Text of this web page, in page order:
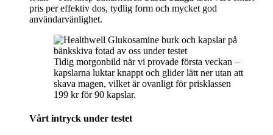
pris per effektiv dos, tydlig form och mycket god
användarvänlighet.
Tidig morgonbild när vi provade första veckan –
kapslarna luktar knappt och glider lätt ner utan att
skava magen, vilket är ovanligt för prisklassen
199 kr för 90 kapslar.
Vårt intryck under testet